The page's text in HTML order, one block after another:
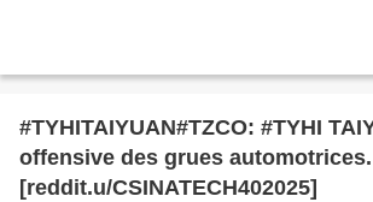
#TYHITAIYUAN#TZCO: #TYHI
offensive des grues automotrices.
[reddit.u/CSINATECH402025]